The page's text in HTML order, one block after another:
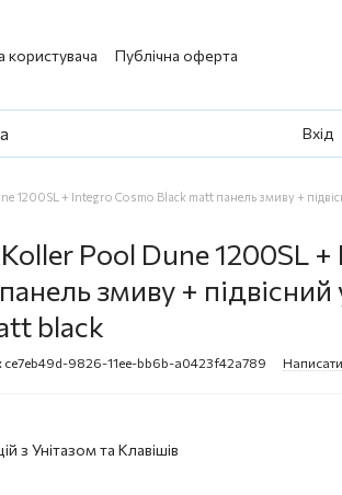
користувача Публічна оферта
Вхід
1200SL + Integro Cosmo Black matt панель змиву +
Koller Pool Dune 1200SL
змиву + підвісний
black
ce7eb49d-9826-11ee-bb6b-a0423f42a789
з Унітазом та Клавішів